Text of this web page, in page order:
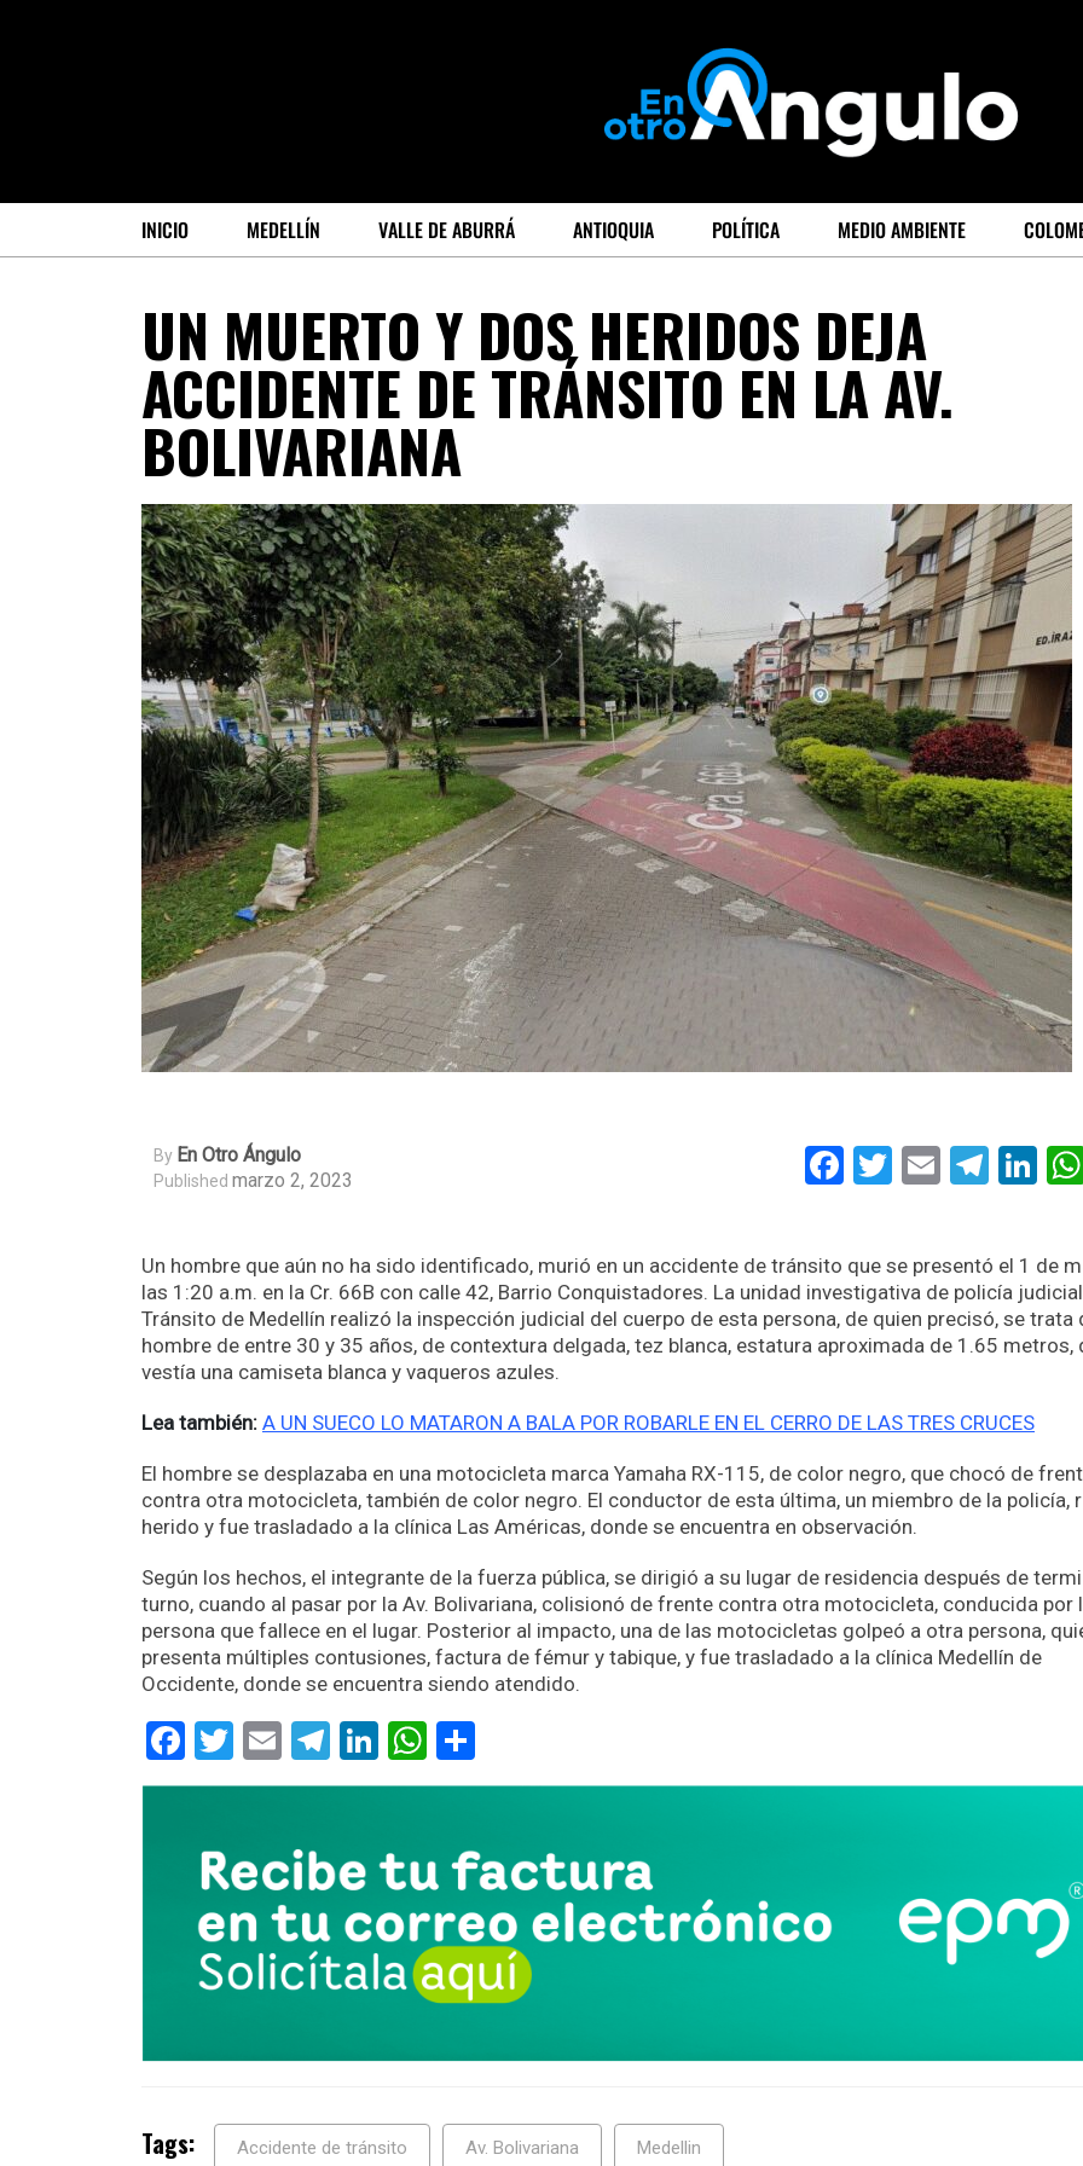
INICIO MEDELLÍN VALLE DE ABURRÁ ANTIOQUIA POLÍTICA MEDIO AMBIENTE
UN MUERTO Y DOS HERIDOS DEJA
ACCIDENTE DE TRÁNSITO EN LA AV.
BOLIVARIANA
By En Otro Ángulo
Published marzo 2, 2023 Facebook
Twitter
Email
Un hombre que aún no ha sido identificado, murió en un accidente de tránsito que se presentó el 1 de
las 1:20 a.m. en la Cr. 66B con calle 42, Barrio Conquistadores. La unidad investigativa de policía
Tránsito de Medellín realizó la inspección judicial del cuerpo de esta persona, de quien precisó, se trata
hombre de entre 30 y 35 años, de contextura delgada, tez blanca, estatura aproximada de 1.65 metros,
vestía una camiseta blanca y vaqueros azules.
Lea también: A UN SUECO LO MATARON A BALA POR ROBARLE EN EL CERRO DE LAS TRES CRUCES
El hombre se desplazaba en una motocicleta marca Yamaha RX-115, de color negro, que chocó de
contra otra motocicleta, también de color negro. El conductor de esta última, un miembro de la policía,
herido y fue trasladado a la clínica Las Américas, donde se encuentra en observación.
Según los hechos, el integrante de la fuerza pública, se dirigió a su lugar de residencia después de
turno, cuando al pasar por la Av. Bolivariana, colisionó de frente contra otra motocicleta, conducida por
persona que fallece en el lugar. Posterior al impacto, una de las motocicletas golpeó a otra persona,
presenta múltiples contusiones, factura de fémur y tabique, y fue trasladado a la clínica Medellín de
Occidente, donde se encuentra siendo atendido.
Facebook
Twitter
EmailTelegram
LinkedIn
WhatsApp
Tags: Accidente de tránsito Av. Bolivariana Medellin